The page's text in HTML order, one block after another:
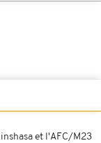
et l'AFC/M23